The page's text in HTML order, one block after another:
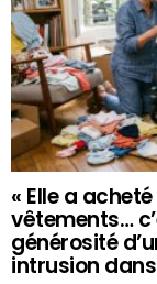
« Elle a
vêtements…
générosité
intrusion